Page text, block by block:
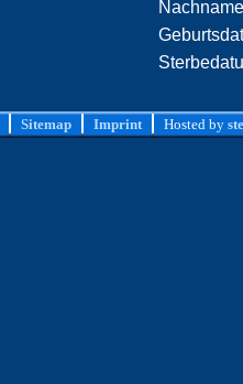
Sitemap Imprint Hosted by